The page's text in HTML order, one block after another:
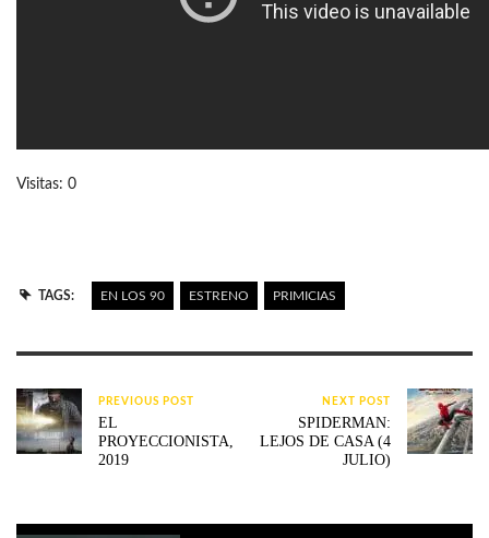
Visitas: 0
TAGS: EN LOS 90 ESTRENO PRIMICIAS
PREVIOUS POST
EL
PROYECCIONISTA,
2019
NEXT POST
SPIDERMAN:
LEJOS DE CASA (4
JULIO)